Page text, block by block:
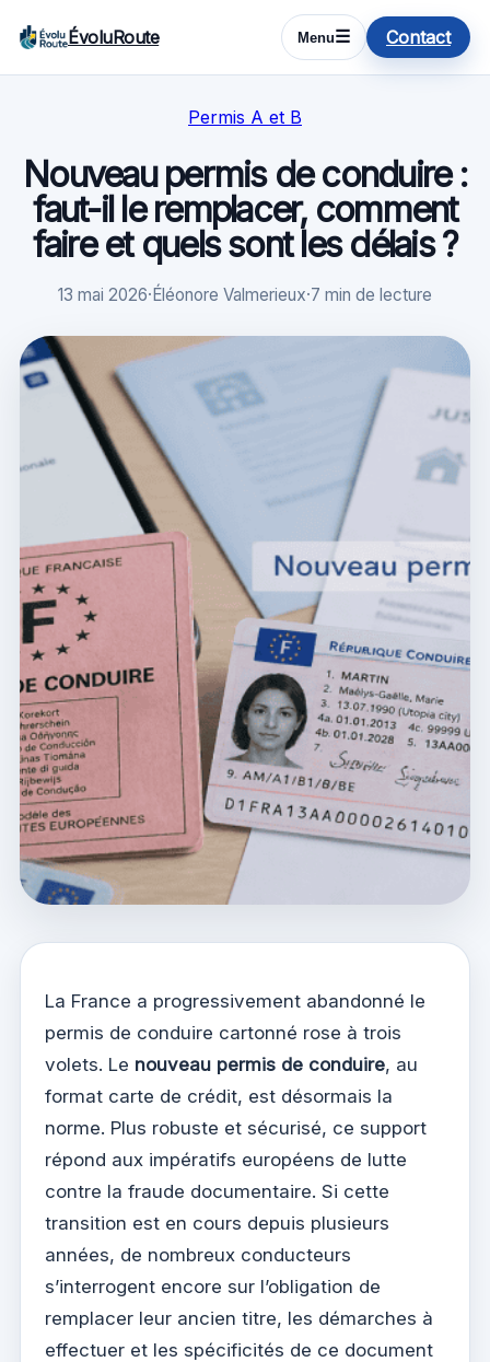
ÉvoluRoute Menu☰ Contact
Permis A et B
Nouveau permis de conduire :
faut-il le remplacer, comment
faire et quels sont les délais ?
13 mai 2026·Éléonore Valmerieux·7 min de lecture
La France a progressivement abandonné le
permis de conduire cartonné rose à trois
volets. Le nouveau permis de conduire, au
format carte de crédit, est désormais la
norme. Plus robuste et sécurisé, ce support
répond aux impératifs européens de lutte
contre la fraude documentaire. Si cette
transition est en cours depuis plusieurs
années, de nombreux conducteurs
s’interrogent encore sur l’obligation de
remplacer leur ancien titre, les démarches à
effectuer et les spécificités de ce document